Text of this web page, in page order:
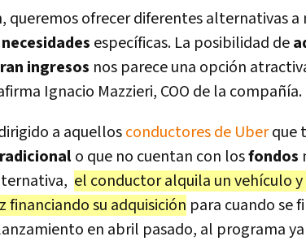
queremos ofrecer diferentes alternativas a
específicas. La posibilidad de
ingresos nos parece una opción
Ignacio Mazzieri, COO de la compañía.
a aquellosconductores de Uberque
o que no cuentan con losfondos
el conductor alquila un vehículo
financiando su adquisición para cuando se
en abril pasado, al programa